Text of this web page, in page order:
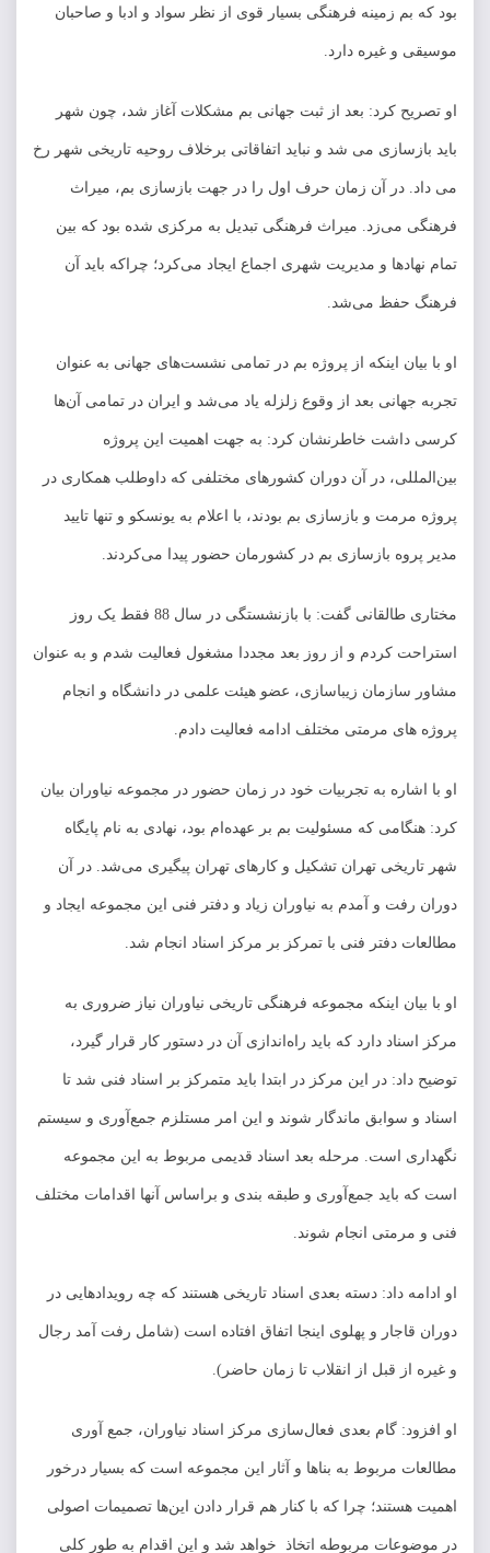
بود که بم زمینه فرهنگی بسیار قوی از نظر سواد و ادبا و صاحبان
موسیقی و غیره دارد.
او تصریح کرد: بعد از ثبت جهانی بم مشکلات آغاز شد، چون شهر
باید بازسازی می شد و نباید اتفاقاتی برخلاف روحیه تاریخی شهر رخ
می داد. در آن زمان حرف اول را در جهت بازسازی بم، میراث
فرهنگی می‌زد. میراث فرهنگی تبدیل به مرکزی شده بود که بین
تمام نهادها و مدیریت شهری اجماع ایجاد می‌کرد؛ چراکه باید آن
فرهنگ حفظ می‌شد.
او با بیان اینکه از پروژه بم در تمامی نشست‌های جهانی به عنوان
تجربه جهانی بعد از وقوع زلزله یاد می‌شد و ایران در تمامی آن‌ها
کرسی داشت خاطرنشان کرد: به جهت اهمیت این پروژه
بین‌المللی، در آن دوران کشورهای مختلفی که داوطلب همکاری در
پروژه مرمت و بازسازی بم بودند، با اعلام به یونسکو و تنها تایید
مدیر پروه بازسازی بم در کشورمان حضور پیدا می‌کردند.
مختاری طالقانی گفت: با بازنشستگی در سال 88 فقط یک روز
استراحت کردم و از روز بعد مجددا مشغول فعالیت شدم و به عنوان
مشاور سازمان زیباسازی، عضو هیئت علمی در دانشگاه و انجام
پروژه های مرمتی مختلف ادامه فعالیت دادم.
او با اشاره به تجربیات خود در زمان حضور در مجموعه نیاوران بیان
کرد: هنگامی که مسئولیت بم بر عهده‌ام بود، نهادی به نام پایگاه
شهر تاریخی تهران تشکیل و کارهای تهران پیگیری می‌شد. در آن
دوران رفت و آمدم به نیاوران زیاد و دفتر فنی این مجموعه ایجاد و
مطالعات دفتر فنی با تمرکز بر مرکز اسناد انجام شد.
او با بیان اینکه مجموعه فرهنگی تاریخی نیاوران نیاز ضروری به
مرکز اسناد دارد که باید راه‌اندازی آن در دستور کار قرار گیرد،
توضیح داد: در این مرکز در ابتدا باید متمرکز بر اسناد فنی شد تا
اسناد و سوابق ماندگار شوند و این امر مستلزم جمع‌آوری و سیستم
نگهداری است. مرحله بعد اسناد قدیمی مربوط به این مجموعه
است که باید جمع‌آوری و طبقه بندی و براساس آنها اقدامات مختلف
فنی و مرمتی انجام شوند.
او ادامه داد: دسته بعدی اسناد تاریخی هستند که چه رویدادهایی در
دوران قاجار و پهلوی اینجا اتفاق افتاده است (شامل رفت آمد رجال
و غیره از قبل از انقلاب تا زمان حاضر).
او افزود: گام بعدی فعال‌سازی مرکز اسناد نیاوران، جمع آوری
مطالعات مربوط به بناها و آثار این مجموعه است که بسیار درخور
اهمیت هستند؛ چرا که با کنار هم قرار دادن این‌ها تصمیمات اصولی
در موضوعات مربوطه اتخاذ خواهد شد و این اقدام به طور کلی